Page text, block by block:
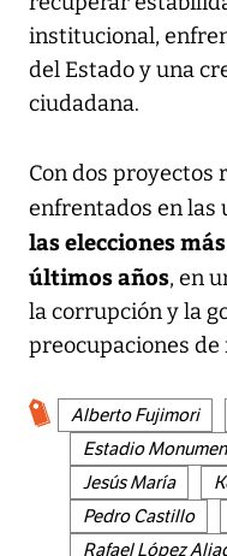
institucional,
del Estado y una
ciudadana.
Con dos
enfrentados en las
las elecciones
últimos años, en
la corrupción y la
preocupaciones
Alberto Fujimori
Estadio
Jesús María
Pedro Castillo
Rafael López